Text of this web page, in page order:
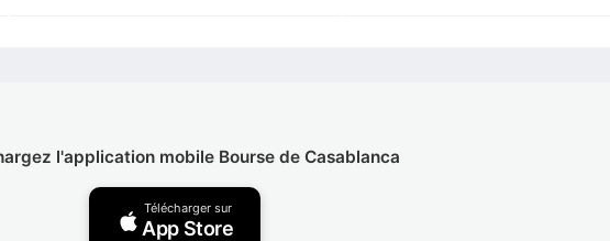
l'application mobile Bourse de Casablanca
Télécharger sur
App Store